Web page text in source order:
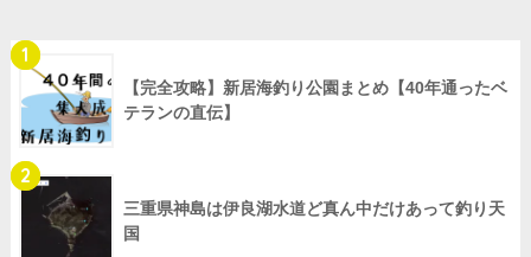
1
【完全攻略】新居海釣り公園まとめ【40年通ったベ
テランの直伝】
2
三重県神島は伊良湖水道ど真ん中だけあって釣り天
国